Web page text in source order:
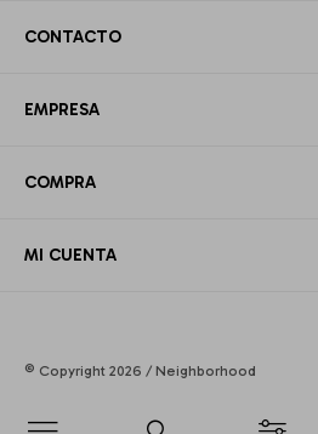
CONTACTO
EMPRESA
COMPRA
MI CUENTA
© Copyright 2026 / Neighborhood